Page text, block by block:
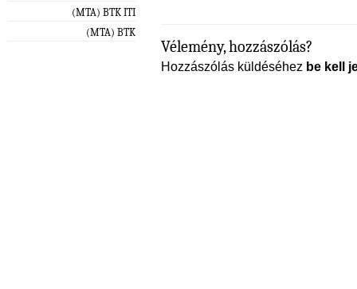
(MTA) BTK ITI
(MTA) BTK
Vélemény, hozzászólás?
Hozzászólás küldéséhez be kell